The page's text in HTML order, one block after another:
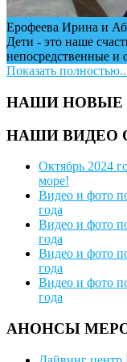
Ерофеева Ирина и
Дети - это наше
непосредственные и
Показать
НАШИ НОВЫЕ
НАШИ ВИДЕО
Октябрь 2024
море!
Видео и фото
года
Видео и фото
года
Видео и фото
года
Видео и фото
года
АНОНСЫ